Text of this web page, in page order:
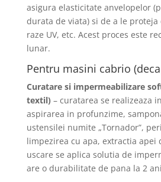
asigura elasticitate anvelopelor
durata de viata) si de a le proteja
raze UV, etc. Acest proces este
lunar.
Pentru masini cabrio
Curatare si impermeabilizare
textil) – curatarea se realizeaza
aspirarea in profunzime,
ustensilei numite „Tornador”,
limpezirea cu apa, extractia apei
uscare se aplica solutia de
are o durabilitate de pana la 2